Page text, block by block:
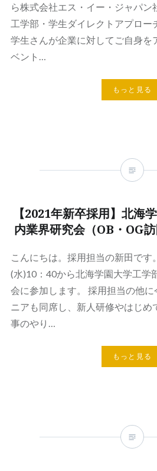
ら株式会社エス・イー・ジャパン
工学部・学生ダイレクトアプロー
学生さんが企業に対してご自身を
ベント…
もっと見る
【2021年新卒採用】北海
内業界研究会（OB・OG
こんにちは。採用担当の新田です
(水)10：40から北海学園大学工学
会に参加します。 採用担当の他
ニアも同席し、新人研修やはじめ
事のやり…
もっと見る